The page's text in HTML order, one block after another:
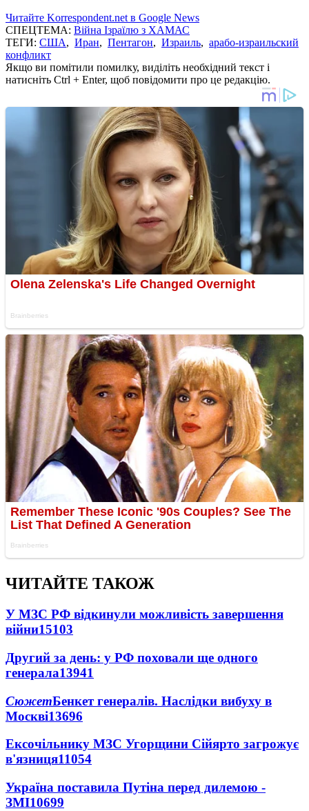
Читайте Korrespondent.net в Google News
СПЕЦТЕМА: Війна Ізраїлю з ХАМАС
ТЕГИ: США, Иран, Пентагон, Израиль, арабо-израильский
конфликт
Якщо ви помітили помилку, виділіть необхідний текст і
натисніть Ctrl + Enter, щоб повідомити про це редакцію.
ЧИТАЙТЕ ТАКОЖ
У МЗС РФ відкинули можливість завершення
війни15103
Другий за день: у РФ поховали ще одного
генерала13941
СюжетБенкет генералів. Наслідки вибуху в
Москві13696
Ексочільнику МЗС Угорщини Сійярто загрожує
в'язниця11054
Україна поставила Путіна перед дилемою -
ЗМІ10699